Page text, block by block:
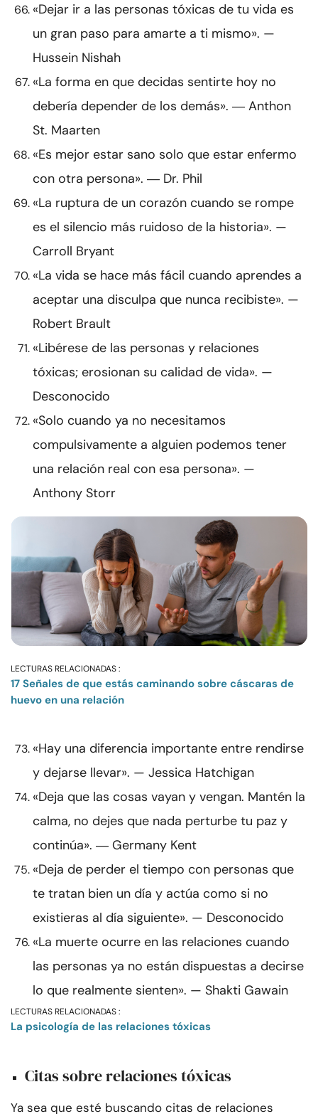
«Dejar ir a las personas tóxicas de tu vida es
un gran paso para amarte a ti mismo». —
Hussein Nishah
«La forma en que decidas sentirte hoy no
debería depender de los demás». ― Anthon
St. Maarten
«Es mejor estar sano solo que estar enfermo
con otra persona». ― Dr. Phil
«La ruptura de un corazón cuando se rompe
es el silencio más ruidoso de la historia». —
Carroll Bryant
«La vida se hace más fácil cuando aprendes a
aceptar una disculpa que nunca recibiste». —
Robert Brault
«Libérese de las personas y relaciones
tóxicas; erosionan su calidad de vida». —
Desconocido
«Solo cuando ya no necesitamos
compulsivamente a alguien podemos tener
una relación real con esa persona». —
Anthony Storr
LECTURAS RELACIONADAS :
17 Señales de que estás caminando sobre cáscaras de
huevo en una relación
«Hay una diferencia importante entre rendirse
y dejarse llevar». — Jessica Hatchigan
«Deja que las cosas vayan y vengan. Mantén la
calma, no dejes que nada perturbe tu paz y
continúa». ― Germany Kent
«Deja de perder el tiempo con personas que
te tratan bien un día y actúa como si no
existieras al día siguiente». — Desconocido
«La muerte ocurre en las relaciones cuando
las personas ya no están dispuestas a decirse
lo que realmente sienten». — Shakti Gawain
LECTURAS RELACIONADAS :
La psicología de las relaciones tóxicas
Citas sobre relaciones tóxicas
Ya sea que esté buscando citas de relaciones